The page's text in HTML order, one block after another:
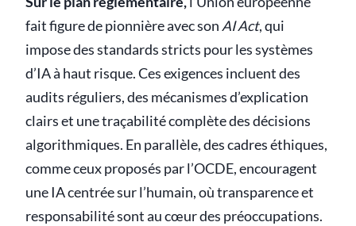
fait figure de pionnière avec sonAI Act, qui
impose des standards stricts pour les systèmes
d’IA à haut risque. Ces exigences incluent des
audits réguliers, des mécanismes d’explication
clairs et une traçabilité complète des décisions
algorithmiques. En parallèle, des cadres éthiques,
comme ceux proposés par l’OCDE, encouragent
une IA centrée sur l’humain, où transparence et
responsabilité sont au cœur des préoccupations.